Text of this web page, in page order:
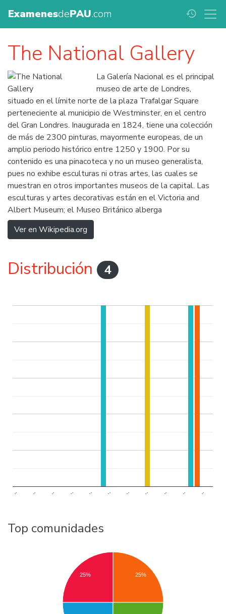
ExamenesdePAU.com history
The National Gallery
La Galería Nacional es el principal
museo de arte de Londres,
situado en el límite norte de la plaza Trafalgar Square
perteneciente al municipio de Westminster, en el centro
del Gran Londres. Inaugurada en 1824, tiene una colección
de más de 2300 pinturas, mayormente europeas, de un
amplio periodo histórico entre 1250 y 1900. Por su
contenido es una pinacoteca y no un museo generalista,
pues no exhibe esculturas ni otras artes, las cuales se
muestran en otros importantes museos de la capital. Las
esculturas y artes decorativas están en el Victoria and
Albert Museum; el Museo Británico alberga
Ver en Wikipedia.org
Distribución 4
.. .. .. .. .. .. .. .. .. .. ..
Top comunidades
25%
25%